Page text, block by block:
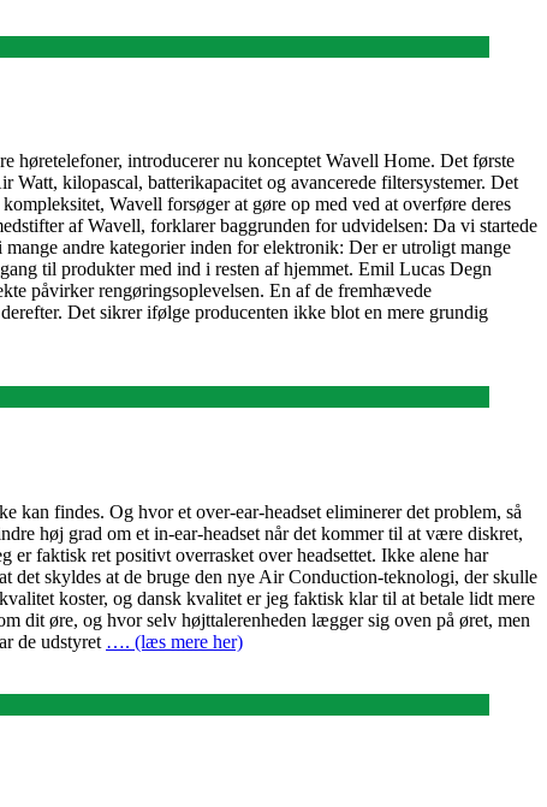
høretelefoner, introducerer nu konceptet Wavell Home. Det første
kilopascal, batterikapacitet og avancerede filtersystemer. Det
Wavell forsøger at gøre op med ved at overføre deres
af Wavell, forklarer baggrunden for udvidelsen: Da vi startede
andre kategorier inden for elektronik: Der er utroligt mange
til produkter med ind i resten af hjemmet. Emil Lucas Degn
påvirker rengøringsoplevelsen. En af de fremhævede
Det sikrer ifølge producenten ikke blot en mere grundig
kan findes. Og hvor et over-ear-headset eliminerer det problem, så
høj grad om et in-ear-headset når det kommer til at være diskret,
er faktisk ret positivt overrasket over headsettet. Ikke alene har
det skyldes at de bruge den nye Air Conduction-teknologi, der skulle
koster, og dansk kvalitet er jeg faktisk klar til at betale lidt mere
dit øre, og hvor selv højttalerenheden lægger sig oven på øret, men
de udstyret …. (læs mere her)